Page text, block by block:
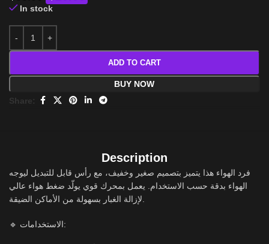
In stock
ADD TO CART
BUY NOW
Share:
Description
فرد الهواء هذا يتميز بتصميم صغير وخفيف، مع رأس قابل للتبديل ليوجه
الهواء بدقة حسب الاستخدام. يعمل بمحرك قوي يولّد ضغط هواء عالي
لإزالة الغبار بسهولة من الأماكن الضيقة.
🔹 الاستخدامات: